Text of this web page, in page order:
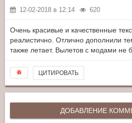
12-02-2018 в 12:14 620
Очень красивые и качественные
реалистично. Отлично дополнили
также летает. Вылетов с модами не
ЦИТИРОВАТЬ
ДОБАВЛЕНИЕ